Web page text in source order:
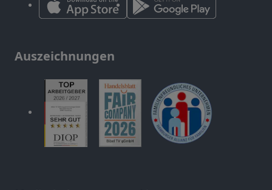
Auszeichnungen